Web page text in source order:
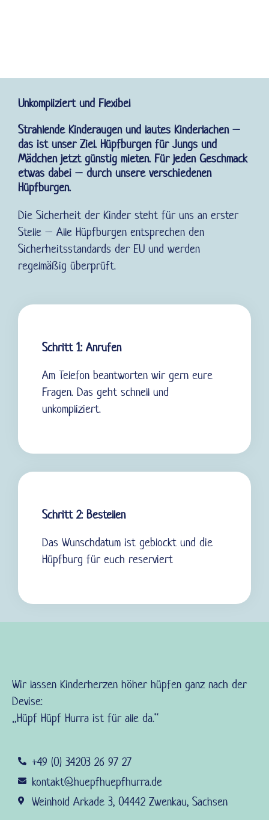
Unkompliziert und Flexibel
Strahlende Kinderaugen und lautes Kinderlachen –
das ist unser Ziel. Hüpfburgen für Jungs und
Mädchen jetzt günstig mieten. Für jeden Geschmack
etwas dabei – durch unsere verschiedenen
Hüpfburgen.
Die Sicherheit der Kinder steht für uns an erster
Stelle – Alle Hüpfburgen entsprechen den
Sicherheitsstandards der EU und werden
regelmäßig überprüft.
Schritt 1: Anrufen
Am Telefon beantworten wir gern eure
Fragen. Das geht schnell und
unkompliziert.
Schritt 2: Bestellen
Das Wunschdatum ist geblockt und die
Hüpfburg für euch reserviert
Wir lassen Kinderherzen höher hüpfen ganz nach der
Devise:
„Hüpf Hüpf Hurra ist für alle da.“
+49 (0) 34203 26 97 27
kontakt@huepfhuepfhurra.de
Weinhold Arkade 3, 04442 Zwenkau, Sachsen